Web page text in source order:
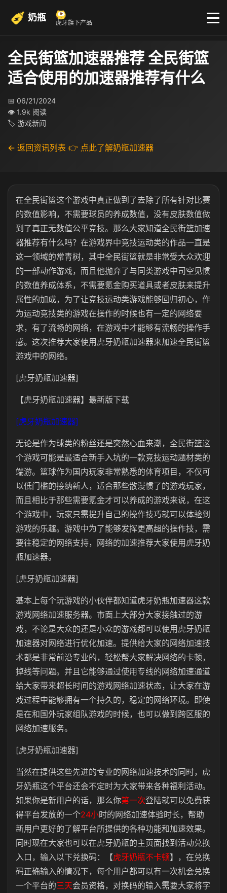
奶瓶 虎牙旗下产品
全民街篮加速器推荐 全民街篮
适合使用的加速器推荐有什么
📅 06/21/2024
👁 1.9k 阅读
🏷 游戏新闻
← 返回资讯列表 👉 点此了解奶瓶加速器
在全民街篮这个游戏中真正做到了去除了所有针对比赛
的数值影响，不需要球员的养成数值，没有皮肤数值做
到了真正无数值公平竞技。那么大家知道全民街篮加速
器推荐有什么吗？在游戏界中竞技运动类的作品一直是
这一领域的常青树，其中全民街篮就是非常受大众欢迎
的一部动作游戏，而且他抛弃了与同类游戏中司空见惯
的数值养成体系，不需要氪金购买道具或者皮肤来提升
属性的加成，为了让竞技运动类游戏能够回归初心，作
为运动竞技类的游戏在操作的时候也有一定的网络要
求，有了流畅的网络，在游戏中才能够有流畅的操作手
感。这次推荐大家使用虎牙奶瓶加速器来加速全民街篮
游戏中的网络。
[虎牙奶瓶加速器]
【虎牙奶瓶加速器】最新版下载
[虎牙奶瓶加速器]
无论是作为球类的粉丝还是突然心血来潮，全民街篮这
个游戏可能是最适合新手入坑的一款竞技运动题材类的
端游。篮球作为国内玩家非常熟悉的体育项目，不仅可
以低门槛的接纳新人，适合那些散漫惯了的游戏玩家，
而且相比于那些需要氪金才可以养成的游戏来说，在这
个游戏中，玩家只需提升自己的操作技巧就可以体验到
游戏的乐趣。游戏中为了能够发挥更高超的操作技，需
要往稳定的网络支持，网络的加速推荐大家使用虎牙奶
瓶加速器。
[虎牙奶瓶加速器]
基本上每个玩游戏的小伙伴都知道虎牙奶瓶加速器这款
游戏网络加速服务器。市面上大部分大家接触过的游
戏，不论是大众的还是小众的游戏都可以使用虎牙奶瓶
加速器对网络进行优化加速。提供给大家的网络加速技
术都是非常前沿专业的，轻松帮大家解决网络的卡顿，
掉线等问题。并且它能够通过使用专线的网络加速通道
给大家带来超长时间的游戏网络加速状态，让大家在游
戏过程中能够拥有一个持久的，稳定的网络环境。即使
是在和国外玩家组队游戏的时候，也可以做到跨区服的
网络加速服务。
[虎牙奶瓶加速器]
当然在提供这些先进的专业的网络加速技术的同时，虎
牙奶瓶这个平台还会不定时为大家带来各种福利活动。
如果你是新用户的话，那么你第一次登陆就可以免费获
得平台发放的一个24小时的网络加速体验时长，帮助
新用户更好的了解平台所提供的各种功能和加速效果。
同时现在大家也可以在虎牙奶瓶的主页面找到活动兑换
入口，输入以下兑换码：【虎牙奶瓶不卡顿】，在兑换
码正确输入的情况下，每个用户都可以有一次机会兑换
一个平台的三天会员资格，对换码的输入需要大家将字